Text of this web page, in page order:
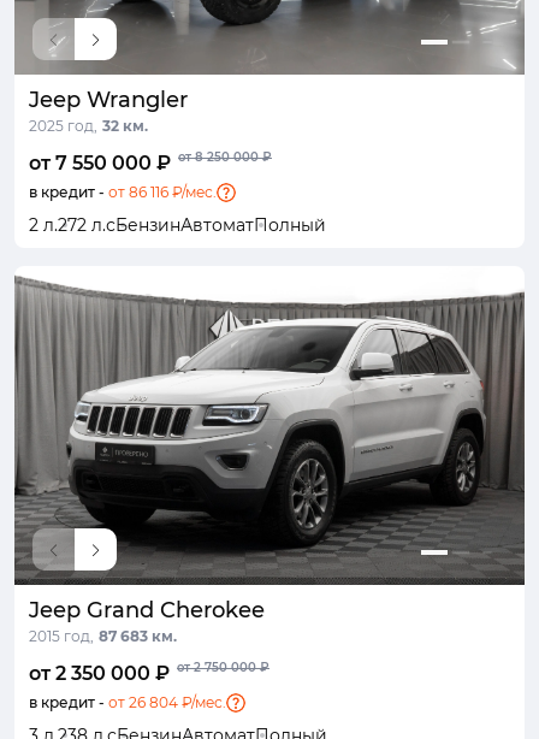
Jeep Wrangler
2025 год, 32 км.
от 7 550 000 ₽ от 8 250 000 ₽
в кредит - от 86 116 ₽/мес.
2 л.272 л.сБензинАвтоматПолный
Jeep Grand Cherokee
2015 год, 87 683 км.
от 2 350 000 ₽ от 2 750 000 ₽
в кредит - от 26 804 ₽/мес.